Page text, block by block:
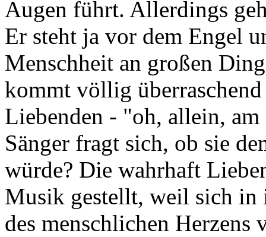
Augen führt. Allerdings
Er steht ja vor dem Engel
Menschheit an großen
kommt völlig
Liebenden - "oh, allein,
Sänger fragt sich, ob sie
würde? Die wahrhaft
Musik gestellt, weil sich in
des menschlichen Herzens